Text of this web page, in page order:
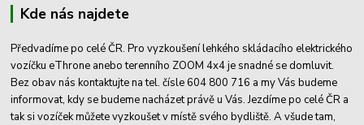
Kde nás najdete
Předvadíme po celé ČR. Pro vyzkoušení lehkého skládacího elektrického
vozíčku eThrone anebo terenního ZOOM 4x4 je snadné se domluvit.
Bez obav nás kontaktujte na tel. čísle 604 800 716 a my Vás budeme
informovat, kdy se budeme nacházet právě u Vás. Jezdíme po celé ČR a
tak si vozíček můžete vyzkoušet v místě svého bydliště. A všude tam,